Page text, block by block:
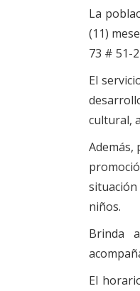
La
(11)
73 # 51-
El
cultural,
Además,
niños.
Brinda
El